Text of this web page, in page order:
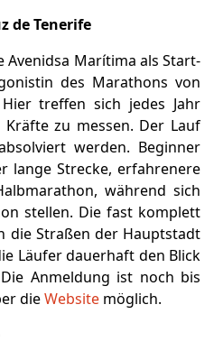
de Tenerife
Avenidsa Marítima als Start-
des Marathons von
treffen sich jedes Jahr
zu messen. Der Lauf
werden. Beginner
lange Strecke, erfahrenere
während sich
stellen. Die fast komplett
die Straßen der Hauptstadt
Läufer dauerhaft den Blick
Anmeldung ist noch bis
dieWebsite möglich.